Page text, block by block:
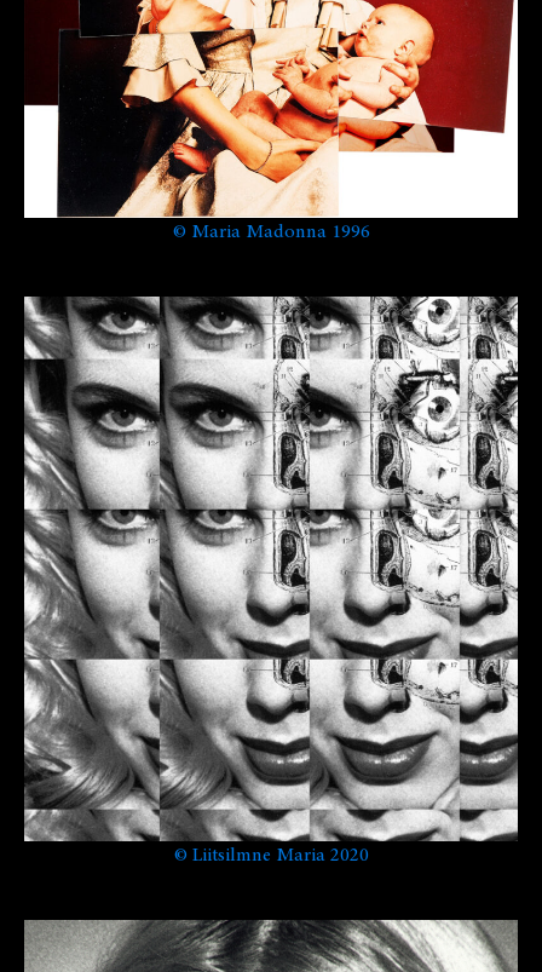
© Maria Madonna 1996
© Liitsilmne Maria 2020